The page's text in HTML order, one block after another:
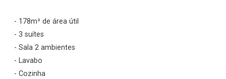
- 178m² de área útil
- 3 suítes
- Sala 2 ambientes
- Lavabo
- Cozinha